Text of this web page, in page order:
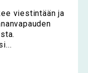
viestintään ja